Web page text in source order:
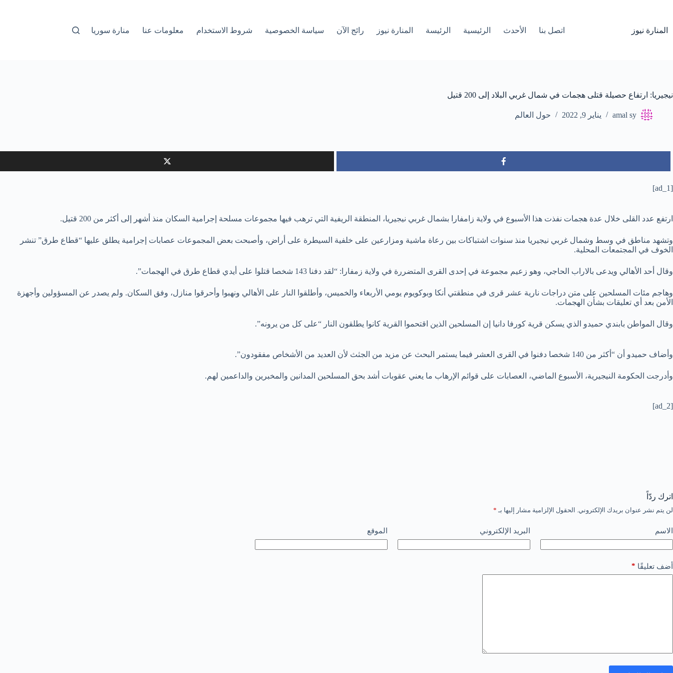
المنارة نيوز اتصل بنا الأحدث الرئيسية الرئیسة المنارة نيوز رائج الآن سياسة الخصوصية شروط الاستخدام معلومات عنا منارة سوريا
نيجيريا: ارتفاع حصيلة قتلى هجمات في شمال غربي البلاد إلى 200 قتيل
amal sy يناير 9, 2022 حول العالم
[ad_1]
ارتفع عدد القلى خلال عدة هجمات نفذت هذا الأسبوع في ولاية زامفارا بشمال غربي نيجيريا، المنطقة الريفية التي ترهب فيها مجموعات مسلحة إجرامية السكان منذ أشهر إلى أكثر من 200 قتيل.
وتشهد مناطق في وسط وشمال غربي نيجيريا منذ سنوات اشتباكات بين رعاة ماشية ومزارعين على خلفية السيطرة على أراض، وأصبحت بعض المجموعات عصابات إجرامية يطلق عليها “قطاع طرق” تنشر
الخوف في المجتمعات المحلية.
وقال أحد الأهالي ويدعى بالاراب الحاجي، وهو زعيم مجموعة في إحدى القرى المتضررة في ولاية زمفارا: “لقد دفنا 143 شخصا قتلوا على أيدي قطاع طرق في الهجمات”.
وهاجم مئات المسلحين على متن دراجات نارية عشر قرى في منطقتي أنكا وبوكويوم يومي الأربعاء والخميس، وأطلقوا النار على الأهالي ونهبوا وأحرقوا منازل، وفق السكان. ولم يصدر عن المسؤولين وأجهزة
الأمن بعد أي تعليقات بشأن الهجمات.
وقال المواطن بابندي حميدو الذي يسكن قرية كورفا دانيا إن المسلحين الذين اقتحموا القرية كانوا يطلقون النار “على كل من يرونه”.
وأضاف حميدو أن “أكثر من 140 شخصا دفنوا في القرى العشر فيما يستمر البحث عن مزيد من الجثث لأن العديد من الأشخاص مفقودون”.
وأدرجت الحكومة النيجيرية، الأسبوع الماضي، العصابات على قوائم الإرهاب ما يعني عقوبات أشد بحق المسلحين المدانين والمخبرين والداعمين لهم.
[ad_2]
اترك ردّاً
لن يتم نشر عنوان بريدك الإلكتروني. الحقول الإلزامية مشار إليها بـ *
الاسم البريد الإلكتروني الموقع
أضف تعليقًا *